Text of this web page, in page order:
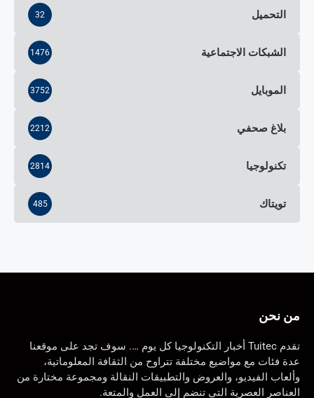
التحميل 32
الشبكات الاجتماعية 1476
الموبايل 3752
بلاغ صحفي 2212
تكنولوجيا 2814
تويتاك 485
من نحن
تقدم Tuitec أخبار التكنولوجيا كل يوم …. سوف تجد على موقعنا
عدة فئات مع مواضيع مختلفة تتراوح من الثقافة المعلوماتية،
وألعاب الفيديو، والعروض والتطبيقات النقالة ومجموعة مختارة من
العناصر العصرية التي تنضم إلى العمل والمتعة.